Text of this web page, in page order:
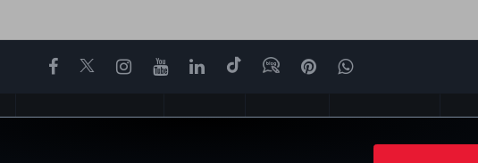
Facebook
TwitterInstagram
YouTubeLinkedIn
Tiktokบล็อกพินเทอเรสต์
Whatsapp